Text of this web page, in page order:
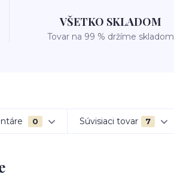
VŠETKO SKLADOM
Tovar na 99 % držíme skladom
0 Súvisiaci tovar 7